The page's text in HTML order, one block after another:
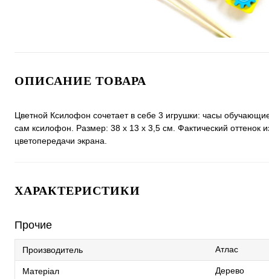
ОПИСАНИЕ ТОВАРА
Цветной Ксилофон сочетает в себе 3 игрушки: часы
сам ксилофон. Размер: 38 х 13 х 3,5 см. Фактический оттенок
цветопередачи экрана.
ХАРАКТЕРИСТИКИ
Прочие
Производитель Атлас
Матеріал Дерево